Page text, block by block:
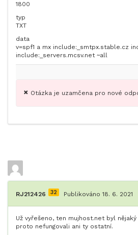
1800
typ
TXT
data
v=spf1 a mx include:_smtpx.stable.cz
include:_servers.mcsv.net ~all
Otázka je uzamčena pro nové
RJ212426 32 Publikováno 18. 6. 2021
Už vyřešeno, ten mujhost.net byl
proto nefungovali ani ty ostatní.